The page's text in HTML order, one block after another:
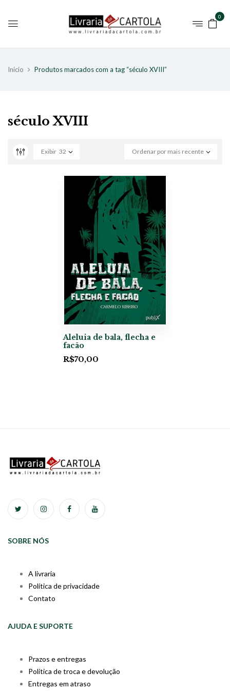
0
Início Produtos marcados com a tag “século XVIII”
século XVIII
Ordenar por mais recente
Exibir 32
Aleluia de bala, flecha e
facão
R$70,00
SOBRE NÓS
A livraria
Política de privacidade
Contato
AJUDA E SUPORTE
Prazos e entregas
Política de troca e devolução
Entregas em atraso